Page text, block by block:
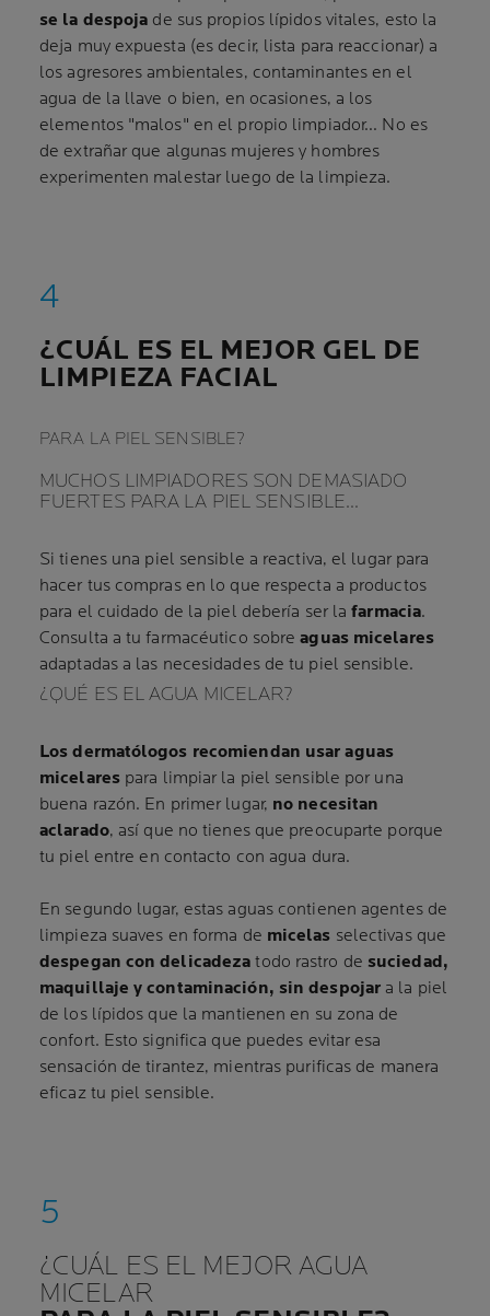
se la despoja de sus propios lípidos vitales, esto la
deja muy expuesta (es decir, lista para reaccionar) a
los agresores ambientales, contaminantes en el
agua de la llave o bien, en ocasiones, a los
elementos "malos" en el propio limpiador... No es
de extrañar que algunas mujeres y hombres
experimenten malestar luego de la limpieza.
¿CUÁL ES EL MEJOR GEL DE
LIMPIEZA FACIAL
PARA LA PIEL SENSIBLE?
MUCHOS LIMPIADORES SON DEMASIADO
FUERTES PARA LA PIEL SENSIBLE…
Si tienes una piel sensible a reactiva, el lugar para
hacer tus compras en lo que respecta a productos
para el cuidado de la piel debería ser lafarmacia.
Consulta a tu farmacéutico sobreaguas micelares
adaptadas a las necesidades de tu piel sensible.
¿QUÉ ES EL AGUA MICELAR?
Los dermatólogos recomiendan usar aguas
micelarespara limpiar la piel sensible por una
buena razón. En primer lugar, no necesitan
aclarado, así que no tienes que preocuparte porque
tu piel entre en contacto con agua dura.
En segundo lugar, estas aguas contienen agentes de
limpieza suaves en forma de micelas selectivas que
despegan con delicadeza todo rastro de suciedad,
maquillaje y contaminación, sin despojar a la piel
de los lípidos que la mantienen en su zona de
confort. Esto significa que puedes evitar esa
sensación de tirantez, mientras purificas de manera
eficaz tu piel sensible.
¿CUÁL ES EL MEJOR AGUA
MICELAR